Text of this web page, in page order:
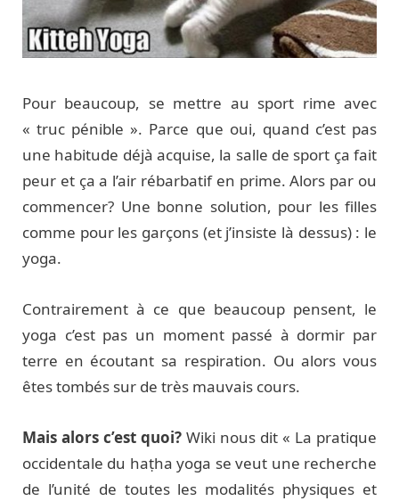
Pour beaucoup, se mettre au sport rime avec
« truc pénible ». Parce que oui, quand c’est pas
une habitude déjà acquise, la salle de sport ça fait
peur et ça a l’air rébarbatif en prime. Alors par ou
commencer? Une bonne solution, pour les filles
comme pour les garçons (et j’insiste là dessus) : le
yoga.
Contrairement à ce que beaucoup pensent, le
yoga c’est pas un moment passé à dormir par
terre en écoutant sa respiration. Ou alors vous
êtes tombés sur de très mauvais cours.
Mais alors c’est quoi? Wiki nous dit « La pratique
occidentale du haṭha yoga se veut une recherche
de l’unité de toutes les modalités physiques et